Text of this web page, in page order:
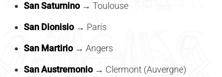
San Saturnino→ Toulouse
San Dionisio→ París
San Martirio→ Angers
San Austremonio→ Clermont (Auvergne)